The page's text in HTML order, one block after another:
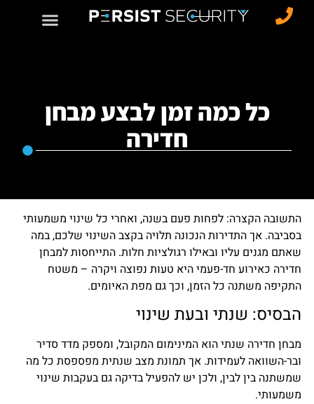
כל כמה זמן לבצע מבחן
חדירה
התשובה הקצרה: לפחות פעם בשנה, ואחרי כל שינוי משמעותי
בסביבה. אך התדירות הנכונה תלויה בקצב השינוי שלכם, במה
שאתם מגנים עליו ובאילו רגולציות חלות. התייחסות למבחן
חדירה כאירוע חד-פעמי היא טעות נפוצה ויקרה – משטח
התקיפה משתנה כל הזמן, וכך גם מפת האיומים.
הבסיס: שנתי ובעת שינוי
מבחן חדירה שנתי הוא המינימום המקובל, ומספק מדד סדיר
ובר-השוואה לעמידות. אך תמונת מצב שנתית מפספסת כל מה
שמשתנה בין לבין, ולכן יש להפעיל בדיקה גם בעקבות שינוי
משמעותי.